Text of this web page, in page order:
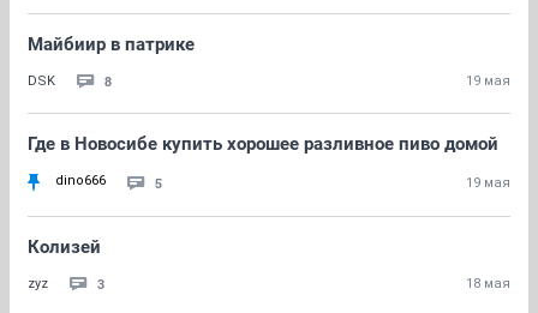
Майбиир в патрике
DSK 8 19 мая
Где в Новосибе купить хорошее разливное пиво домой
dino666 5 19 мая
Колизей
zyz 3 18 мая